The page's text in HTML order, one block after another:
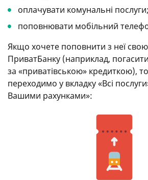
оплачувати комунальні послуги;
поповнювати мобільний
Якщо хочете поповнити з неї
ПриватБанку (наприклад,
за «приватівською» кредиткою),
переходимо у вкладку «Всі
Вашими рахунками»: